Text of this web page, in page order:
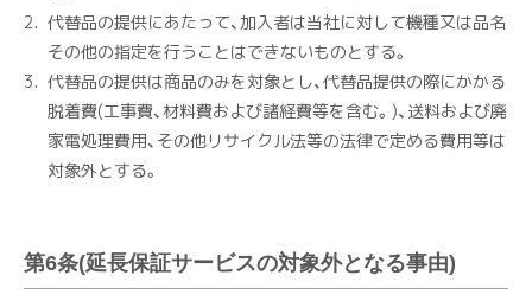
代替品の提供にあたって、加入者は当社に対して機種又は品名
その他の指定を行うことはできないものとする。
代替品の提供は商品のみを対象とし、代替品提供の際にかかる
脱着費(工事費、材料費および諸経費等を含む。)、送料および廃
家電処理費用、その他リサイクル法等の法律で定める費用等は
対象外とする。
第6条(延長保証サービスの対象外となる事由)